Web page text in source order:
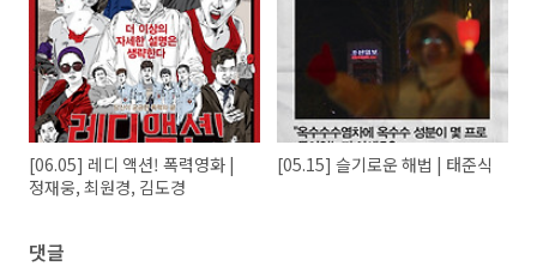
[06.05] 레디 액션! 폭력영화 |
정재웅, 최원경, 김도경
[05.15] 슬기로운 해법 | 태준식
댓글